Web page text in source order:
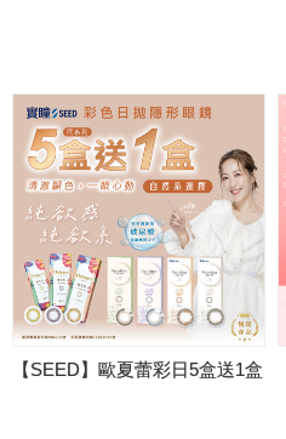
【SEED】歐夏蕾彩日5盒送1盒